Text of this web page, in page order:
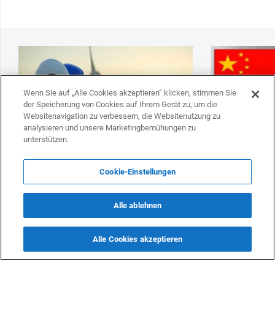
Deutsche Unternehmen können den
Übergang Aserbaidschans zu sauberer
Es fand ein
Wenn Sie auf „Alle Cookies akzeptieren“ klicken, stimmen Sie
der Speicherung von Cookies auf Ihrem Gerät zu, um die
Websitenavigation zu verbessern, die Websitenutzung zu
analysieren und unsere Marketingbemühungen zu
unterstützen.
Cookie-Einstellungen
Alle ablehnen
Alle Cookies akzeptieren